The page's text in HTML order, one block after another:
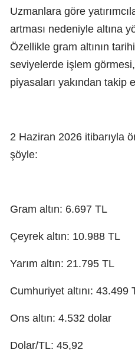
Uzmanlara göre
artması nedeniyle altına
Özellikle gram altının
seviyelerde işlem
piyasaları yakından takip
2 Haziran 2026 itibarıyla
şöyle:
Gram altın: 6.697 TL
Çeyrek altın: 10.988 TL
Yarım altın: 21.795 TL
Cumhuriyet altını: 43.499
Ons altın: 4.532 dolar
Dolar/TL: 45,92